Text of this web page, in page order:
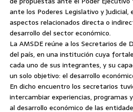
ante los Poderes Legislativo y Judicial,
aspectos relacionados directa o
desarrollo del sector económico.
La AMSDE reúne a los Secretarios de
del país, en una institución cuya
cada uno de sus integrantes, y su
un solo objetivo: el desarrollo
En dicho encuentro los secretarios
intercambiar experiencias, programas
al desarrollo económico de las